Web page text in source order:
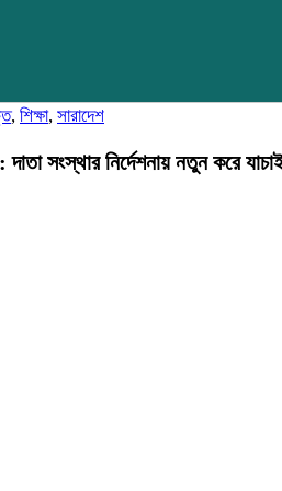
, শিক্ষা, সারাদেশ
সংস্থার নির্দেশনায় নতুন করে